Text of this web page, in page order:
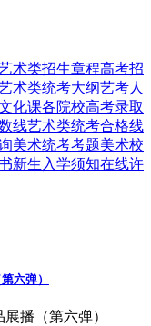
术类招生章程高考招
术类统考大纲艺考人
化课各院校高考录取
线艺术类统考合格线
美术统考考题美术校
新生入学须知在线许
六弹）
播（第六弹）